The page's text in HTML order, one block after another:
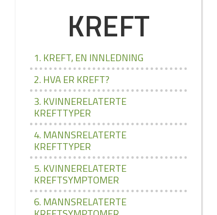
KREFT
1. KREFT, EN INNLEDNING
2. HVA ER KREFT?
3. KVINNERELATERTE
KREFTTYPER
4. MANNSRELATERTE
KREFTTYPER
5. KVINNERELATERTE
KREFTSYMPTOMER
6. MANNSRELATERTE